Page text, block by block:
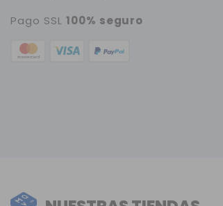
Pago SSL 100% seguro